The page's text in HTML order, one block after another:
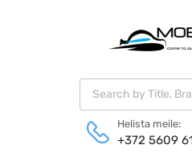
Products search
Helista meile:
+372 5609